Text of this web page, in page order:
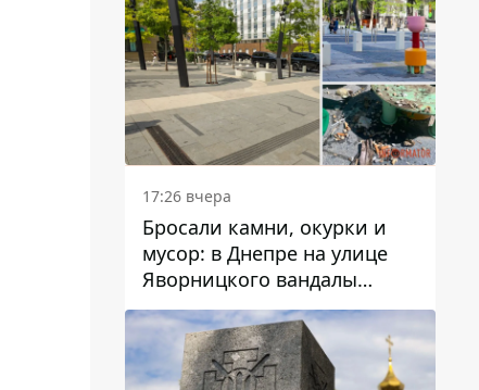
17:26 вчера
Бросали камни, окурки и
мусор: в Днепре на улице
Яворницкого вандалы
повредили питьевые
фонтаны